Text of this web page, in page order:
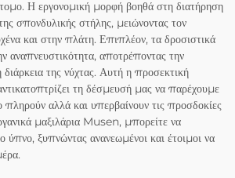
Η εργονομική μορφή βοηθά στη διατήρηση
σπονδυλικής στήλης, μειώνοντας τον
και στην πλάτη. Επιπλέον, τα δροσιστικά
αναπνευστικότητα, αποτρέποντας την
της νύχτας. Αυτή η προσεκτική
τη δέσμευσή μας να παρέχουμε
αλλά και υπερβαίνουν τις προσδοκίες
μαξιλάρια Musen, μπορείτε να
ύπνο, ξυπνώντας ανανεωμένοι και έτοιμοι να